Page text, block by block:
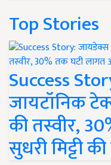
Top Stories
Success
जायटॉनिक
की तस्वीर,
सुधरी मिट्टी